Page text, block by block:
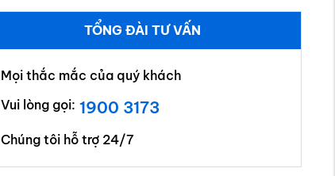
TỔNG ĐÀI TƯ VẤN
Mọi thắc mắc của quý khách
Vui lòng gọi: 1900 3173
Chúng tôi hỗ trợ 24/7